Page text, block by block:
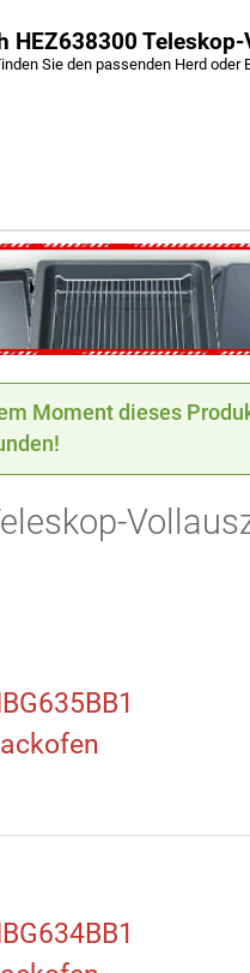
HEZ638300
Sie den passenden Herd
Moment dieses